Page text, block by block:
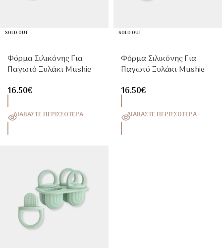
SOLD OUT
Φόρμα Σιλικόνης Για
Παγωτό Ξυλάκι Mushie
Mold για Μωρά
16.50€
ΔΙΑΒΆΣΤΕ ΠΕΡΙΣΣΌΤΕΡΑ
SOLD OUT
Φόρμα Σιλικόνης Για
Παγωτό Ξυλάκι Mushie
Mold για Μωρά
16.50€
ΔΙΑΒΆΣΤΕ ΠΕΡΙΣΣΌΤΕΡΑ